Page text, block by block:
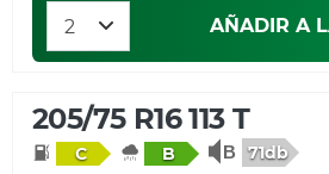
AÑADIR A
205/75 R16 113 T
C B 71db